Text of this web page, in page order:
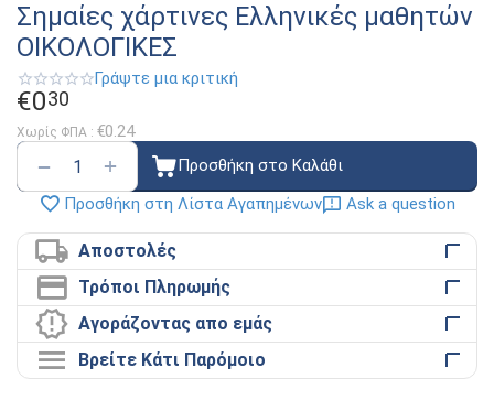
Σημαίες χάρτινες Ελληνικές μαθητών
ΟΙΚΟΛΟΓΙΚΕΣ
Γράψτε μια κριτική
€030
Χωρίς ΦΠΑ : €0.24
+
−
Προσθήκη στο Καλάθι
Προσθήκη στη Λίστα Αγαπημένων
Ask a question
Αποστολές
Τρόποι Πληρωμής
Αγοράζοντας απο εμάς
Βρείτε Κάτι Παρόμοιο